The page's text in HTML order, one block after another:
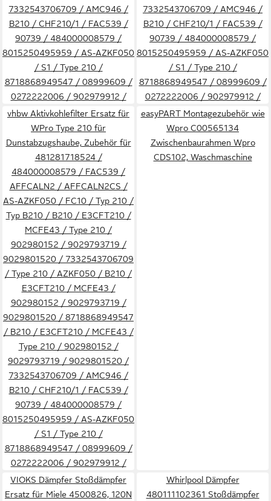
7332543706709 / AMC946 /
B210 / CHF210/1 / FAC539 /
90739 / 484000008579 /
8015250495959 / AS-AZKF050
/ S1 / Type 210 /
8718868949547 / 08999609 /
0272222006 / 902979912 /
2330416005 / 9029793719 /
50166036009 / 50166075007 /
50202077009 / 50210346008
/ 50261174002 / 50261712009
/ 50272382008 / 50273761002
/ 50274491005 /
311010716000 /
4210003936003 /
7332543706709 / B210 /
DST50274626006 / E3CFT210
/ Type 210 / AS-AZKF050 / Typ
210 / 8718868949547 / B210 /
E3CFT210 / MCFE43 / Type
210 / 902980152 /
9029793719 / 9029801520 /
7332543706709
7332543706709 / AMC946 /
B210 / CHF210/1 / FAC539 /
90739 / 484000008579 /
8015250495959 / AS-AZKF050
/ S1 / Type 210 /
8718868949547 / 08999609 /
0272222006 / 902979912 /
2330416005 / 9029793719 /
50166036009 / 50166075007 /
50202077009 / 50210346008
/ 50261174002 / 50261712009
vhbw Aktivkohlefilter Ersatz für
WPro Type 210 für
Dunstabzugshaube, Zubehör für
481281718524 /
484000008579 / FAC539 /
AFFCALN2 / AFFCALN2CS /
AS-AZKF050 / FC10 / Typ 210 /
Typ B210 / B210 / E3CFT210 /
MCFE43 / Type 210 /
902980152 / 9029793719 /
9029801520 / 7332543706709
/ Type 210 / AZKF050 / B210 /
E3CFT210 / MCFE43 /
902980152 / 9029793719 /
9029801520 / 8718868949547
/ B210 / E3CFT210 / MCFE43 /
Type 210 / 902980152 /
9029793719 / 9029801520 /
7332543706709 / AMC946 /
B210 / CHF210/1 / FAC539 /
90739 / 484000008579 /
8015250495959 / AS-AZKF050
/ S1 / Type 210 /
8718868949547 / 08999609 /
0272222006 / 902979912 /
2330416005 / 9029793719 /
50166036009 / 50166075007 /
easyPART Montagezubehör wie
Wpro C00565134
Zwischenbaurahmen Wpro
CDS102, Waschmaschine
VIOKS Dämpfer Stoßdämpfer
Ersatz für Miele 4500826, 120N
Whirlpool Dämpfer
480111102361 Stoßdämpfer